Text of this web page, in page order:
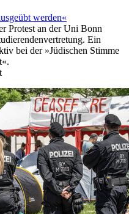
werden«
Protest an der Uni Bonn
Ein
bei der »Jüdischen Stimme